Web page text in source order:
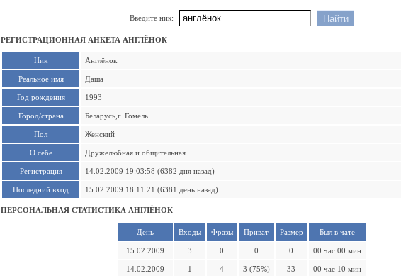
Введите ник:
РЕГИСТРАЦИОННАЯ АНКЕТА АНГЛЁНОК
Ник Англёнок
Реальное имя Даша
Год рождения 1993
Город/страна Беларусь,г. Гомель
Пол Женский
О себе Дружелюбная и общительная
Регистрация 14.02.2009 19:03:58 (6382 дня назад)
Последний вход 15.02.2009 18:11:21 (6381 день назад)
ПЕРСОНАЛЬНАЯ СТАТИСТИКА АНГЛЁНОК
День Входы Фразы Приват Размер Был в чате
15.02.2009 3 0 0 0 00 час 00 мин
14.02.2009 1 4 3 (75%) 33 00 час 10 мин